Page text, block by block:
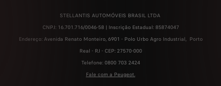
STELLANTIS AUTOMÓVEIS BRASIL LTDA
CNPJ: 16.701.716/0046-58 | Inscrição Estadual: 85874047
Endereço: Avenida Renato Monteiro, 6901 - Polo Urbo Agro Industrial, Porto
Real - RJ - CEP: 27570-000
Telefone: 0800 703 2424
Fale com a Peugeot.